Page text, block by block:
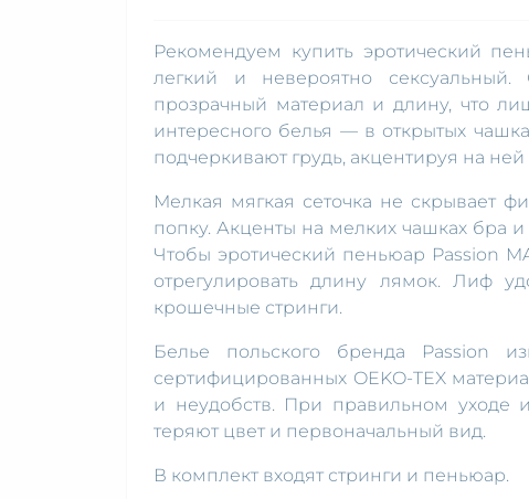
Рекомендуем купить эротический
легкий и невероятно
прозрачный материал и длину, что
интересного белья — в открытых
подчеркивают грудь, акцентируя на
Мелкая мягкая сеточка не скрывает
попку. Акценты на мелких чашках бра
Чтобы эротический пеньюар Passion
отрегулировать длину лямок. Лиф
крошечные стринги.
Белье польского бренда Passion
сертифицированных OEKO-TEX
и неудобств. При правильном уходе
теряют цвет и первоначальный вид.
В комплект входят стринги и пеньюар.